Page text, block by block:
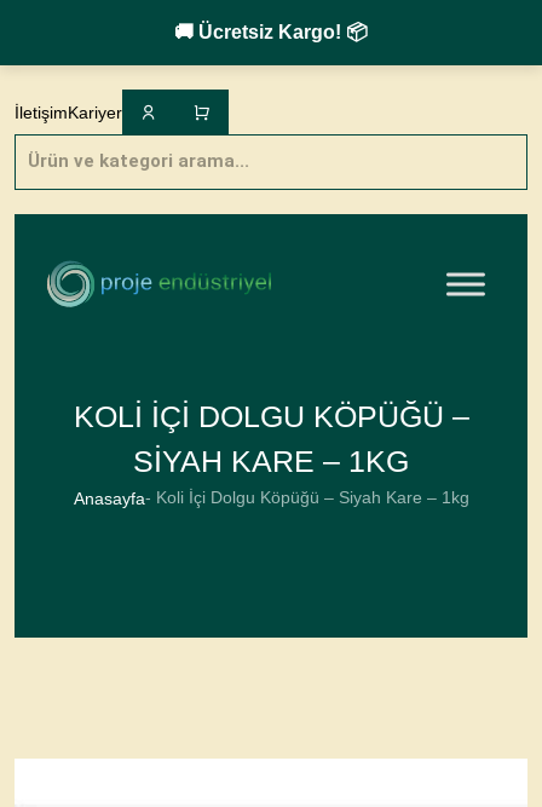
🚚 Ücretsiz Kargo! 📦
content
search
İletişimKariyer
KOLI İÇI DOLGU KÖPÜĞÜ –
SIYAH KARE – 1KG
Anasayfa- Koli İçi Dolgu Köpüğü – Siyah Kare – 1kg